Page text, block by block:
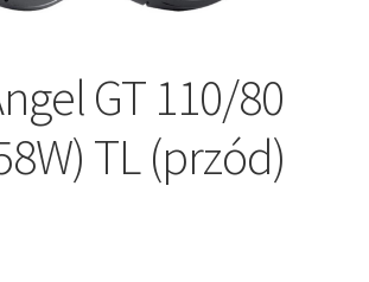
GT 110/80
TL (przód)